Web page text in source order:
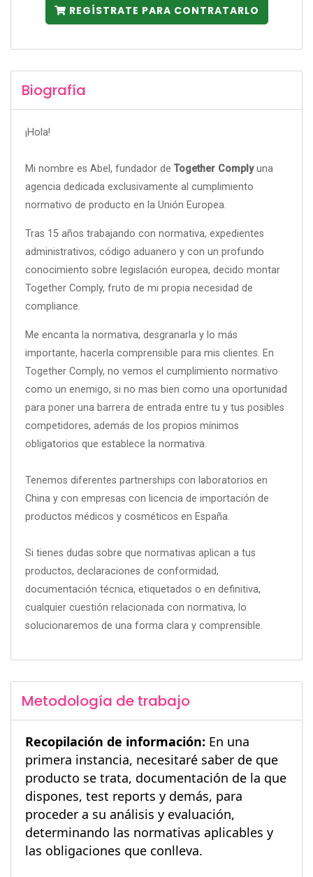
REGÍSTRATE PARA CONTRATARLO
Biografía
¡Hola!
Mi nombre es Abel, fundador deTogether Complyuna
agencia dedicada exclusivamente al cumplimiento
normativo de producto en la Unión Europea.
Tras 15 años trabajando con normativa, expedientes
administrativos, código aduanero y con un profundo
conocimiento sobre legislación europea, decido montar
Together Comply, fruto de mi propia necesidad de
compliance.
Me encanta la normativa, desgranarla y lo más
importante, hacerla comprensible para mis clientes. En
Together Comply, no vemos el cumplimiento normativo
como un enemigo, si no mas bien como una oportunidad
para poner una barrera de entrada entre tu y tus posibles
competidores, además de los propios mínimos
obligatorios que establece la normativa.
Tenemos diferentes partnerships con laboratorios en
China y con empresas con licencia de importación de
productos médicos y cosméticos en España.
Si tienes dudas sobre que normativas aplican a tus
productos, declaraciones de conformidad,
documentación técnica, etiquetados o en definitiva,
cualquier cuestión relacionada con normativa, lo
solucionaremos de una forma clara y comprensible.
Metodología de trabajo
Recopilación de información: En una
primera instancia, necesitaré saber de que
producto se trata, documentación de la que
dispones, test reports y demás, para
proceder a su análisis y evaluación,
determinando las normativas aplicables y
las obligaciones que conlleva.